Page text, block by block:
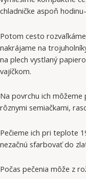
chladničke aspoň
Potom cesto
nakrájame na
na plech vystlaný
vajíčkom.
Na povrchu ich
rôznymi semiačkami,
Pečieme ich pri teplote
nezačnú sfarbovať do
Počas pečenia môže z